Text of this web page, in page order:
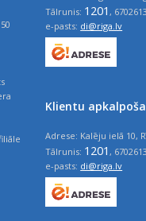
Tālrunis: 1201,
e-pasts: di@riga.lv
Klientu
Adrese: Kalēju ielā 10,
Tālrunis: 1201,
e-pasts: di@riga.lv